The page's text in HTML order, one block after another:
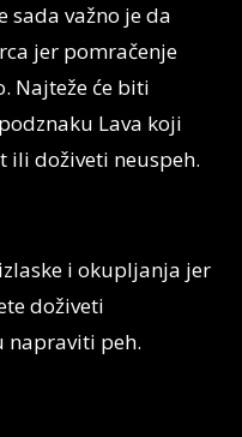
sada važno je da
jer pomračenje
Najteže će biti
Lava koji
ili doživeti neuspeh.
i okupljanja jer
doživeti
napraviti peh.